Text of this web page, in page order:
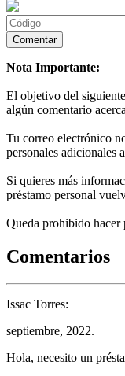
Nota Importante:
El objetivo del
algún comentario
Tu correo electrónico
personales adicionales
Si quieres más
préstamo personal
Queda prohibido hacer
Comentarios
Issac Torres:
septiembre, 2022.
Hola, necesito un